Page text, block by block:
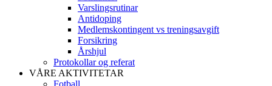
Varslingsrutinar
Antidoping
Medlemskontingent vs treningsavgift
Forsikring
Årshjul
Protokollar og referat
VÅRE AKTIVITETAR
Fotball